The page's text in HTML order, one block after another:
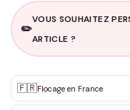
✏️
VOUS SOUHAITEZ
ARTICLE ?
✨ Personnalisation
DEVIS GRATUIT ·
🇫🇷Flocage en France